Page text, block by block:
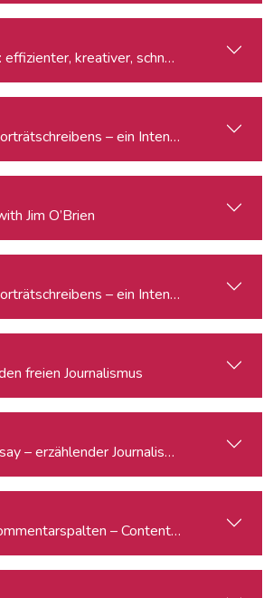
kreativer, schneller
– ein Intensiv-Workshop
Jim O’Brien
– ein Intensiv-Workshop
freien Journalismus
– erzählender Journalismus
– Content-Produktion